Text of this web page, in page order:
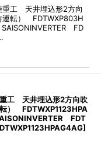
工 天井埋込形2方向
転） FDTWXP803H
FD
工 天井埋込形2方向吹
） FDTWXP1123HPA
FDT
]